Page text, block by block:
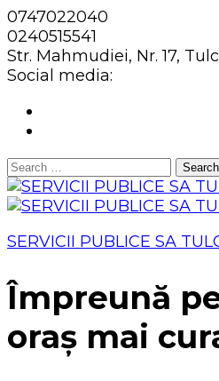
0747022040
0240515541
Str. Mahmudiei, Nr. 17,
Social media:
Search
for:
SERVICII PUBLICE SA
Împreună
oraș mai